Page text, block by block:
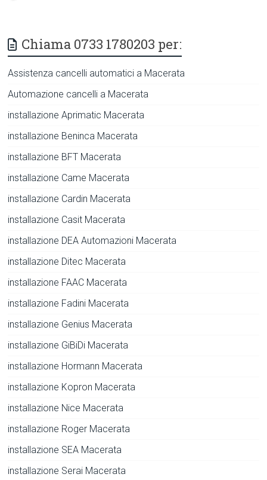
Chiama 0733 1780203 per:
Assistenza cancelli automatici a Macerata
Automazione cancelli a Macerata
installazione Aprimatic Macerata
installazione Beninca Macerata
installazione BFT Macerata
installazione Came Macerata
installazione Cardin Macerata
installazione Casit Macerata
installazione DEA Automazioni Macerata
installazione Ditec Macerata
installazione FAAC Macerata
installazione Fadini Macerata
installazione Genius Macerata
installazione GiBiDi Macerata
installazione Hormann Macerata
installazione Kopron Macerata
installazione Nice Macerata
installazione Roger Macerata
installazione SEA Macerata
installazione Serai Macerata